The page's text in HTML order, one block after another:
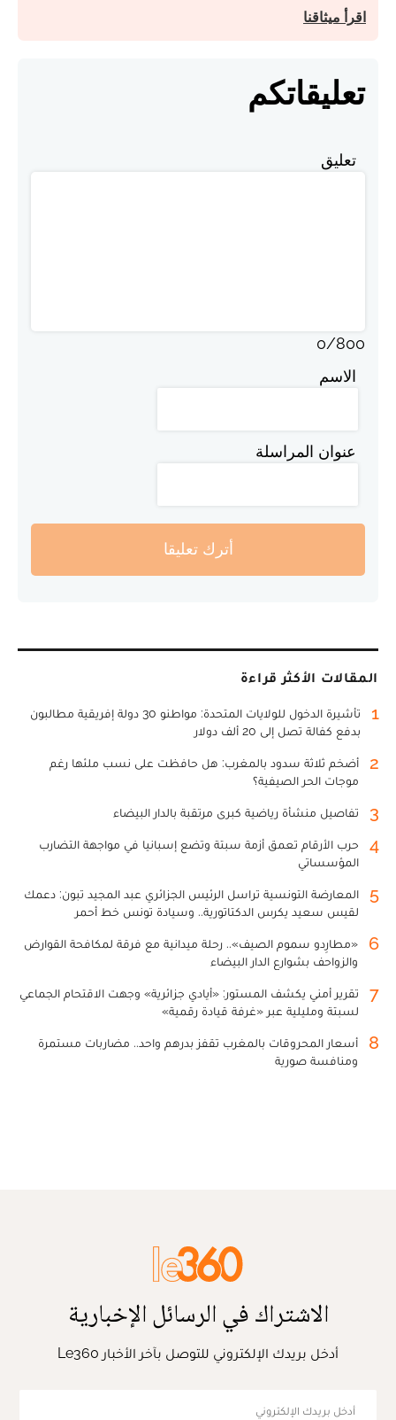
اقرأ ميثاقنا
تعليقاتكم
تعليق
0/800
الاسم
عنوان المراسلة
أترك تعليقا
المقالات الأكثر قراءة
1
تأشيرة الدخول للولايات المتحدة: مواطنو 30 دولة إفريقية مطالبون
بدفع كفالة تصل إلى 20 ألف دولار
2
أضخم ثلاثة سدود بالمغرب: هل حافظت على نسب ملئها رغم
موجات الحر الصيفية؟
3 تفاصيل منشأة رياضية كبرى مرتقبة بالدار البيضاء
4
حرب الأرقام تعمق أزمة سبتة وتضع إسبانيا في مواجهة التضارب
المؤسساتي
5
المعارضة التونسية تراسل الرئيس الجزائري عبد المجيد تبون: دعمك
لقيس سعيد يكرس الدكتاتورية.. وسيادة تونس خط أحمر
6
«مطارِدو سموم الصيف».. رحلة ميدانية مع فرقة لمكافحة القوارض
والزواحف بشوارع الدار البيضاء
7
تقرير أمني يكشف المستور: «أيادي جزائرية» وجهت الاقتحام الجماعي
لسبتة ومليلية عبر «غرفة قيادة رقمية»
8
أسعار المحروقات بالمغرب تقفز بدرهم واحد.. مضاربات مستمرة
ومنافسة صورية
الاشتراك في الرسائل الإخبارية
أدخل بريدك الإلكتروني للتوصل بآخر الأخبار Le360